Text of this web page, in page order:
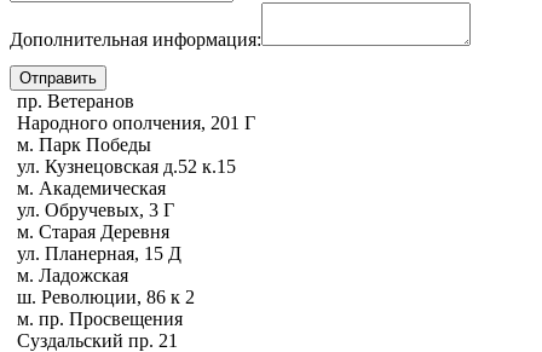
Дополнительная информация:
пр. Ветеранов
Народного ополчения, 201 Г
м. Парк Победы
ул. Кузнецовская д.52 к.15
м. Академическая
ул. Обручевых, 3 Г
м. Старая Деревня
ул. Планерная, 15 Д
м. Ладожская
ш. Революции, 86 к 2
м. пр. Просвещения
Суздальский пр. 21